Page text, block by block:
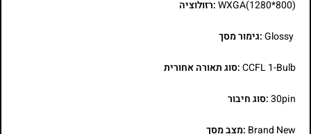
WXGA(1280*800):רזולוציה
Glossy:גימור מסך
CCFL 1-Bulb:סוג תאורה אחורית
30pin:סוג חיבור
Brand New :מצב מסך